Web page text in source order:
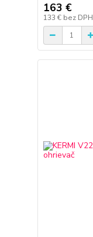
163 €
133 € bez DPH